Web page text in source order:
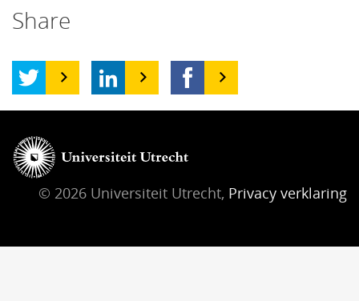
Share
© 2026 Universiteit Utrecht, Privacy verklaring